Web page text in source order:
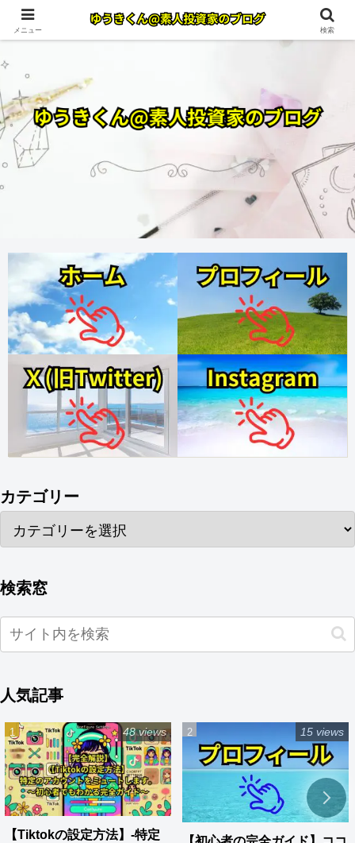
カテゴリー
検索窓
人気記事
【Tiktokの設定方法】-特定
48 views 15 views
メニュー 検索